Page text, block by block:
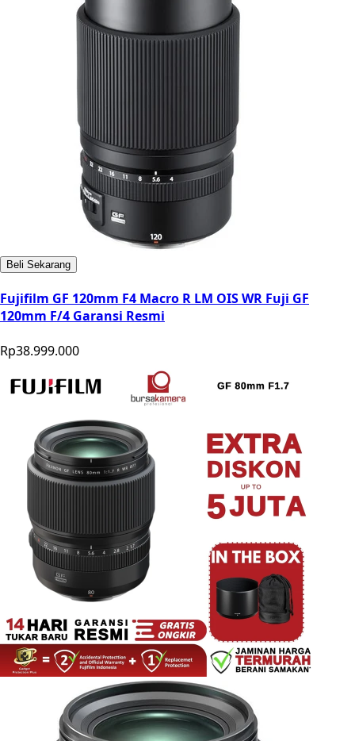
Beli Sekarang
Fujifilm GF 120mm F4 Macro R LM OIS WR Fuji GF
120mm F/4 Garansi Resmi
Rp38.999.000